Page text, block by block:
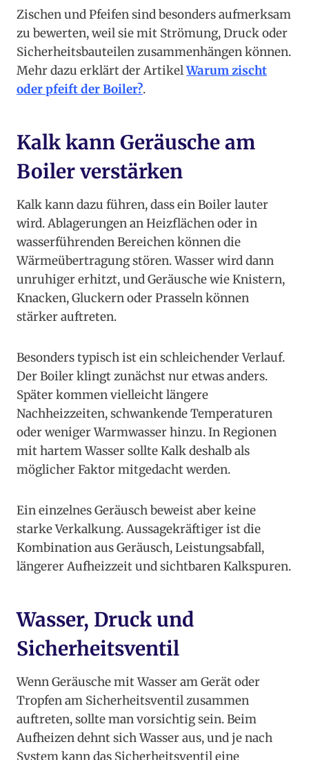
Zischen und Pfeifen sind besonders aufmerksam
zu bewerten, weil sie mit Strömung, Druck oder
Sicherheitsbauteilen zusammenhängen können.
Mehr dazu erklärt der ArtikelWarum zischt
oder pfeift der Boiler?.
Kalk kann Geräusche am
Boiler verstärken
Kalk kann dazu führen, dass ein Boiler lauter
wird. Ablagerungen an Heizflächen oder in
wasserführenden Bereichen können die
Wärmeübertragung stören. Wasser wird dann
unruhiger erhitzt, und Geräusche wie Knistern,
Knacken, Gluckern oder Prasseln können
stärker auftreten.
Besonders typisch ist ein schleichender Verlauf.
Der Boiler klingt zunächst nur etwas anders.
Später kommen vielleicht längere
Nachheizzeiten, schwankende Temperaturen
oder weniger Warmwasser hinzu. In Regionen
mit hartem Wasser sollte Kalk deshalb als
möglicher Faktor mitgedacht werden.
Ein einzelnes Geräusch beweist aber keine
starke Verkalkung. Aussagekräftiger ist die
Kombination aus Geräusch, Leistungsabfall,
längerer Aufheizzeit und sichtbaren Kalkspuren.
Wasser, Druck und
Sicherheitsventil
Wenn Geräusche mit Wasser am Gerät oder
Tropfen am Sicherheitsventil zusammen
auftreten, sollte man vorsichtig sein. Beim
Aufheizen dehnt sich Wasser aus, und je nach
System kann das Sicherheitsventil eine